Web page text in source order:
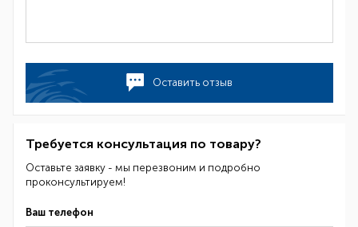
Оставить отзыв
Требуется консультация по товару?
Оставьте заявку - мы перезвоним и подробно
проконсультируем!
Ваш телефон